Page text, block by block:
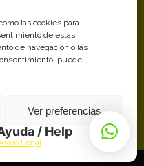
las cookies para
de estas
de navegación o las
puede
Ver preferencias
Legal
/ Help